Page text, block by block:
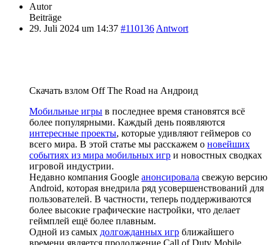
Autor
Beiträge
29. Juli 2024 um 14:37 #110136 Antwort
Скачать взлом Off The Road на Андроид
Мобильные игры в последнее время становятся всё
более популярными. Каждый день появляются
интересные проекты, которые удивляют геймеров со
всего мира. В этой статье мы расскажем о новейших
событиях из мира мобильных игр и новостных сводках
игровой индустрии.
Недавно компания Google анонсировала свежую версию
Android, которая внедрила ряд усовершенствований для
пользователей. В частности, теперь поддерживаются
более высокие графические настройки, что делает
геймплей ещё более плавным.
Одной из самых долгожданных игр ближайшего
времени является продолжение Call of Duty Mobile.